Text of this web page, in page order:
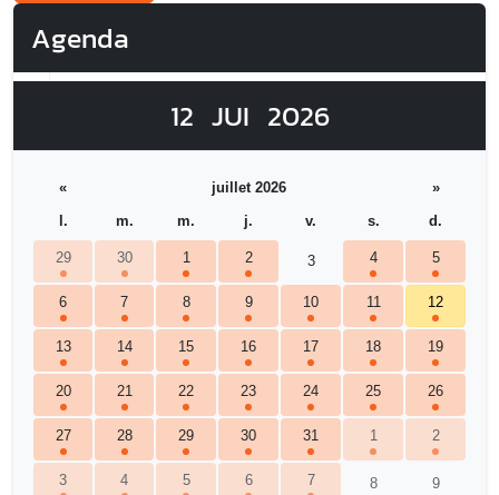
Agenda
12 JUI 2026
« juillet 2026
»
l.
m. m. j. v. s. d.
29 30 1 2 3 4 5
6 7 8 9 10 11 12
13 14 15 16 17 18 19
20 21 22 23 24 25 26
27 28 29 30 31 1 2
3 4 5 6 7 8 9